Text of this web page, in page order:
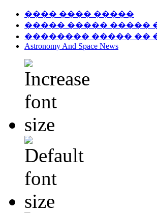
���� ���� �����
����� ����� �����
�������� ����� ��
Astronomy And Space News